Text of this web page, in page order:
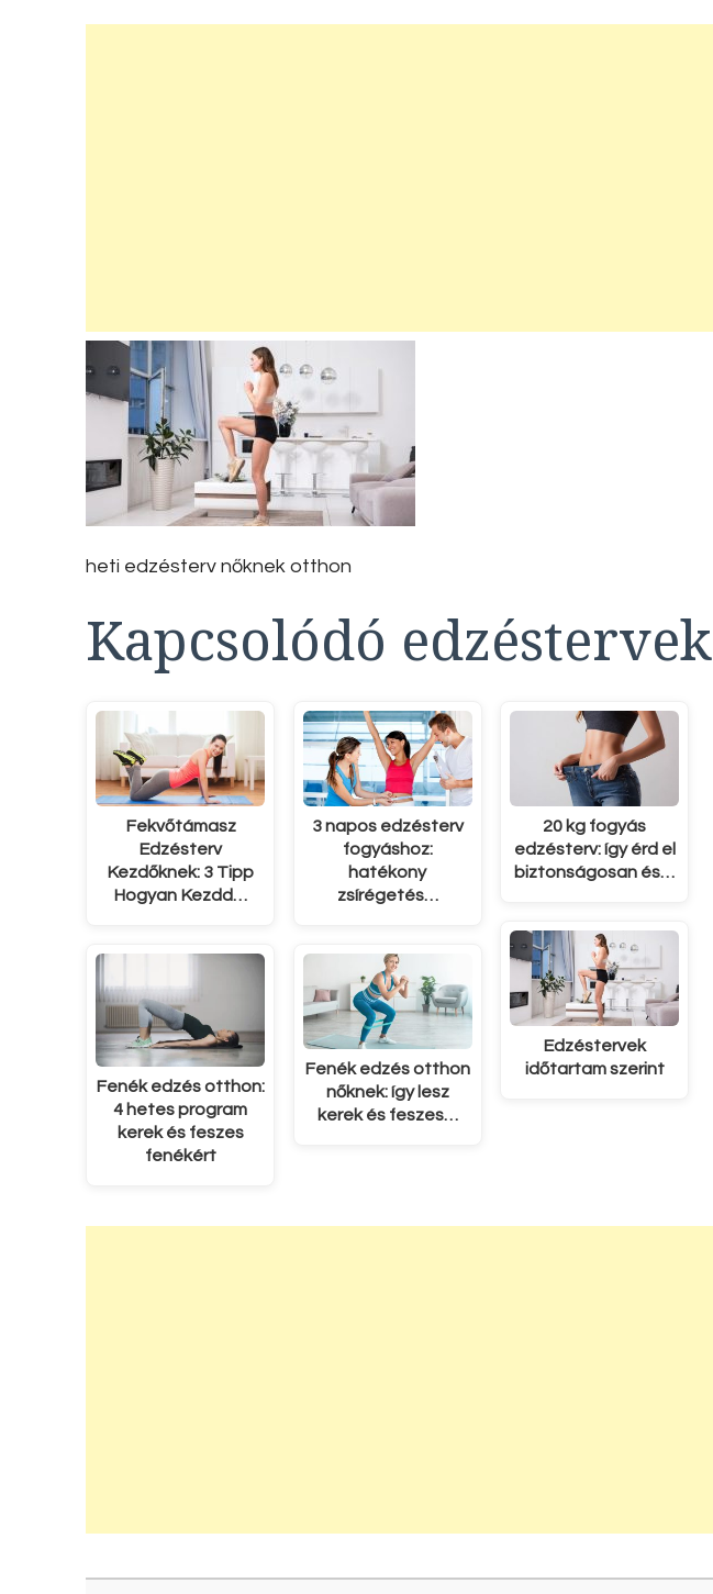
heti edzésterv nőknek otthon
Kapcsolódó edzéstervek
Fekvőtámasz
Edzésterv
Kezdőknek: 3 Tipp
Hogyan Kezdd…
Fenék edzés otthon:
4 hetes program
kerek és feszes
fenékért
3 napos edzésterv
fogyáshoz:
hatékony
zsírégetés…
Fenék edzés otthon
nőknek: így lesz
kerek és feszes…
20 kg fogyás
edzésterv: így érd el
biztonságosan és…
Edzéstervek
időtartam szerint